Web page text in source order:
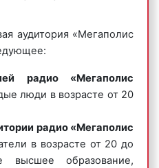
– радиоролики,
песни, иногда до
состоящие из
компанию,
и т.д. Предназначены
впечатления у
о ночной жизни
и информационно-
«Мегаполис» является
ди-джеев. «Мегаполис
рекламодателей в
области. Многие
оснвое размещают
на частотах «Мегаполис
аудитория «Мегаполис
радио «Мегаполис
люди в возрасте от 20
радио «Мегаполис
в возрасте от 20 до
образование,